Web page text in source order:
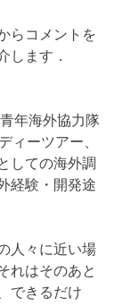
らコメントを
します．
年海外協力隊
ィーツアー、
しての海外調
経験・開発途
人々に近い場
れはそのあと
できるだけ